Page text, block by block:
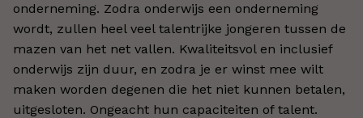
onderneming. Zodra onderwijs een onderneming
wordt, zullen heel veel talentrijke jongeren tussen de
mazen van het net vallen. Kwaliteitsvol en inclusief
onderwijs zijn duur, en zodra je er winst mee wilt
maken worden degenen die het niet kunnen betalen,
uitgesloten. Ongeacht hun capaciteiten of talent.